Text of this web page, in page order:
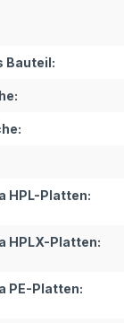
Bauteil:
HPL-Platten:
HPLX-Platten:
PE-Platten: